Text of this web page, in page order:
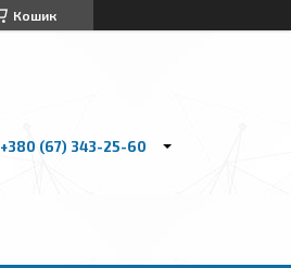
Кошик
+380 (67) 343-25-60